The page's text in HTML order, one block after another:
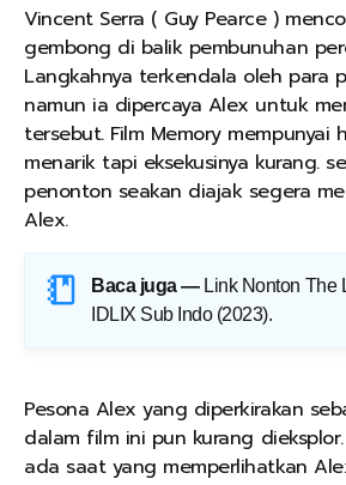
Vincent Serra ( Guy Pearce )
gembong di balik pembunuhan
Langkahnya terkendala oleh para
namun ia dipercaya Alex untuk
tersebut. Film Memory mempunyai
menarik tapi eksekusinya kurang.
penonton seakan diajak segera
Alex.
Baca juga — Link Nonton The
IDLIX Sub Indo (2023).
Pesona Alex yang diperkirakan
dalam film ini pun kurang
ada saat yang memperlihatkan